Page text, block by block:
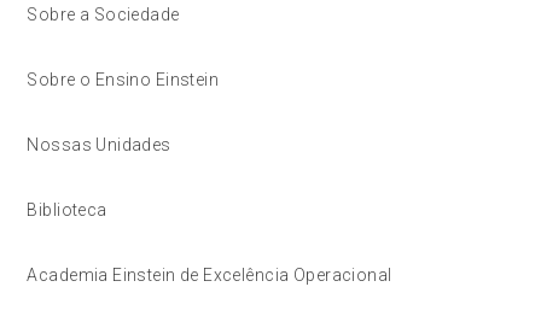
Sobre a Sociedade
Sobre o Ensino Einstein
Nossas Unidades
Biblioteca
Academia Einstein de Excelência Operacional